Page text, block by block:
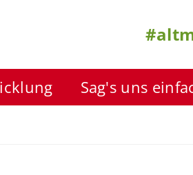
Sag's uns